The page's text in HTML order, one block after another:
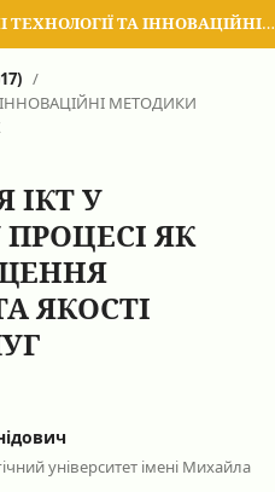
СУЧАСНІ ІНФОРМАЦІЙНІ ТЕХНОЛОГІЇ ТА ІННОВАЦІЙНІ МЕТОДИКИ НАВЧАННЯ В ПІДГОТОВЦІ ФАХІВЦІВ: МЕТОДОЛОГІЯ, ТЕОРІЯ, ДОСВІД, ПРОБЛЕМИ
/
МЕТОДИКИ
ІКТ У
ЯК
ЯКОСТІ
університет імені Михайла